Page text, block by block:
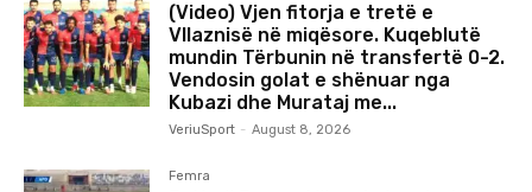
(Video) Vjen fitorja e tretë e
Vllaznisë në miqësore. Kuqeblutë
mundin Tërbunin në transfertë 0-2.
Vendosin golat e shënuar nga
Kubazi dhe Murataj me...
VeriuSport - August 8, 2026
Femra